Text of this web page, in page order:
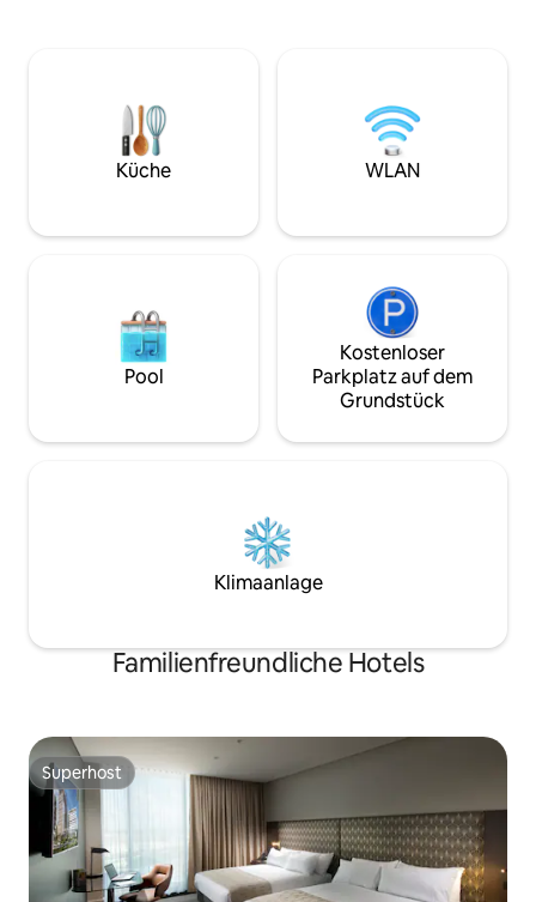
Zimmer mit Gartenblick sind
haustierfreundlich und es fällt eine
Reinigungsgebühr in Höhe von 50 US-
Dollar an. Wir müssen darüber
sind nicht haustierfreundlich.
Kindern) und
unserer
Zimmertypen
Aufenthalt hier
Küche WLAN
Pool
Kostenloser
Parkplatz auf dem
Grundstück
Klimaanlage
Familienfreundliche Hotels
Superhost
Superhost